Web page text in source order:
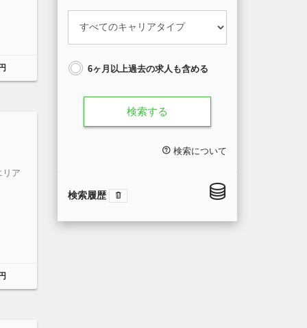
リア
6ヶ月以上過去の求人も含める
検索する
検索について
検索履歴